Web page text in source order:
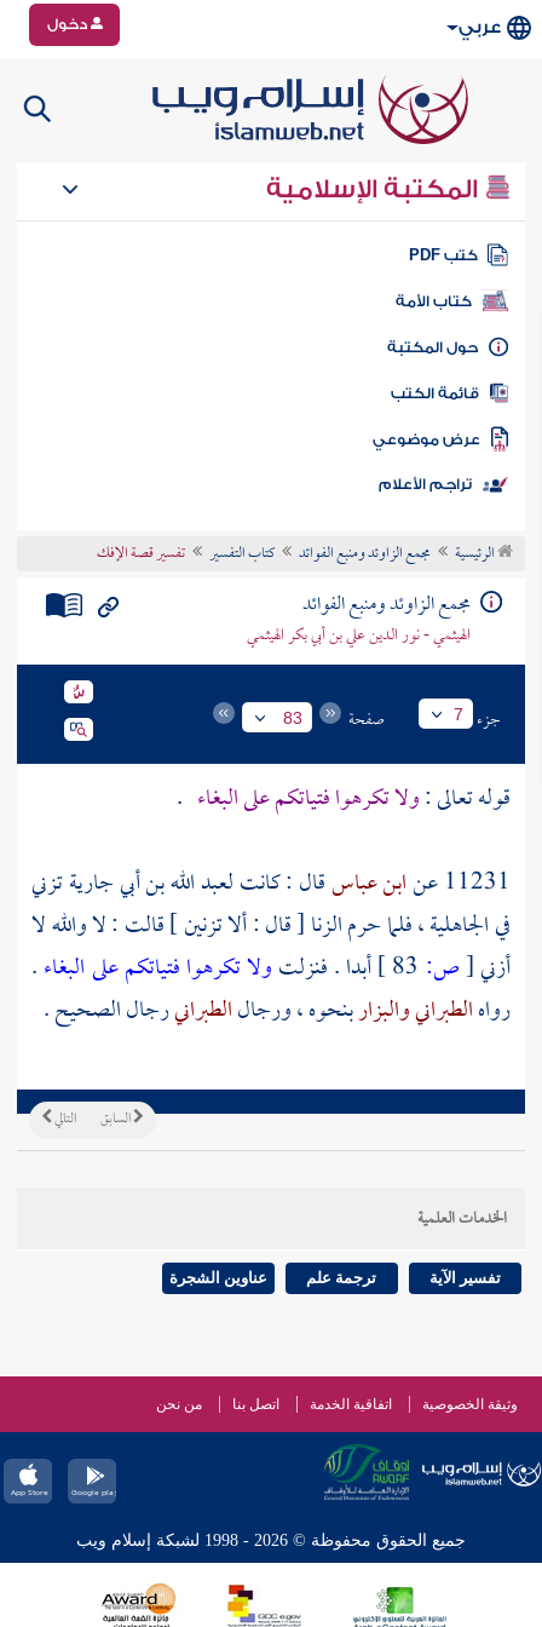
عربي دخول
المكتبة الإسلامية
كتب PDF
كتاب الأمة
المكتبة
الكتب
موضوعي
تراجم الأعلام
الرئيسية مجمع الزاوئد ومنبع الفوائد كتاب التفسير تفسير قصة الإفك
مجمع الزاوئد ومنبع الفوائد
الهيثمي - نور الدين علي بن أبي بكر الهيثمي
جزء 7 صفحة 83
قوله تعالى :ولا تكرهوا فتياتكم على البغاء .
11231 عن
ابن عباسقال : كانتلعبد الله بن أبيجارية تزني
في الجاهلية ، فلما حرم الزنا [ قال : ألا تزنين ] قالت : لا والله لا
أزني[ص: أبدا . فنزلتولا تكرهوا فتياتكم على البغاء.
رواهالطبرانيوالبزاربنحوه ، ورجالالطبرانيرجال الصحيح .
التالي السابق
الخدمات العلمية
تفسير الآية ترجمة علم عناوين الشجرة
وثيقة الخصوصية اتفاقية الخدمة اتصل بنا من نحن
جميع الحقوق محفوظة © 2026 - 1998 لشبكة إسلام ويب